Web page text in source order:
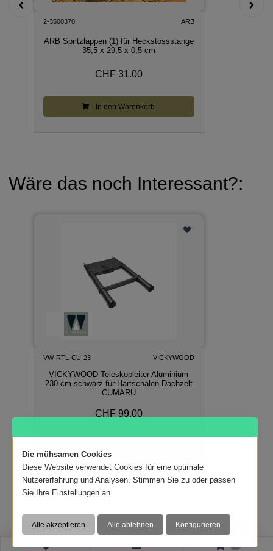
2-3500370 ARB
ARB Spritzlappen (1) für Heckstossstange
35,5 x 29,5 x 0,5 cm
CHF 31.00
In den Warenkorb
Wäre das noch Interessant?:
VW-RTL-CU-23 VICKYWOOD
VICKYWOOD Teleskopleiter Aluminium
230 cm schwarz für Hartschalen-Dachzelt
CUMARU
CHF 99.00
Die mühsamen Cookies
Diese Website verwendet Cookies für eine optimale
Nutzererfahrung und Analysen. Stimmen Sie zu oder passen
Sie Ihre Einstellungen an.